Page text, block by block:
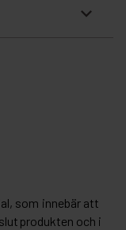
som innebär att
och i